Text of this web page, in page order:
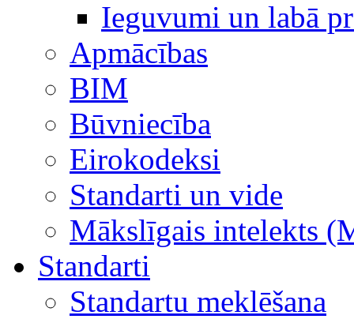
Ieguvumi un labā
Apmācības
BIM
Būvniecība
Eirokodeksi
Standarti un vide
Mākslīgais intelekts
Standarti
Standartu meklēšana